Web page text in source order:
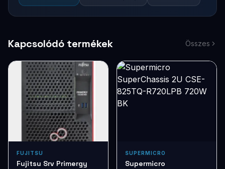
Kapcsolódó termékek Összes
FUJITSU
Fujitsu Srv Primergy
SUPERMICRO
Supermicro